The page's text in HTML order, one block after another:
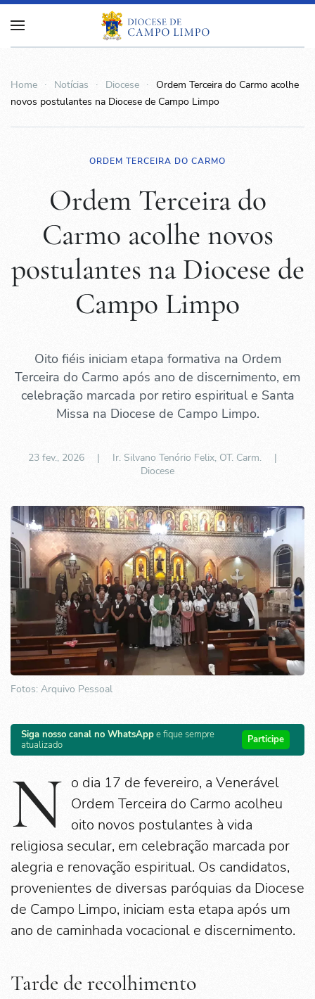
Home Notícias Diocese
Ordem Terceira do Carmo acolhe
novos postulantes na Diocese de Campo Limpo
ORDEM TERCEIRA DO CARMO
Ordem Terceira do
Carmo acolhe novos
postulantes na Diocese de
Campo Limpo
Oito fiéis iniciam etapa formativa na Ordem
Terceira do Carmo após ano de discernimento, em
celebração marcada por retiro espiritual e Santa
Missa na Diocese de Campo Limpo.
23 fev., 2026 | Ir. Silvano Tenório Felix, OT. Carm. |
Diocese
Fotos: Arquivo Pessoal
Siga nosso canal no WhatsAppe fique sempre
atualizado
Participe
N o dia 17 de fevereiro, a Venerável
Ordem Terceira do Carmo acolheu
oito novos postulantes à vida
religiosa secular, em celebração marcada por
alegria e renovação espiritual. Os candidatos,
provenientes de diversas paróquias da Diocese
de Campo Limpo, iniciam esta etapa após um
ano de caminhada vocacional e discernimento.
Tarde de recolhimento